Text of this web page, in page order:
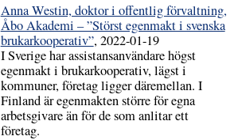
Anna Westin, doktor i offentlig förvaltning,
Åbo Akademi – ”Störst egenmakt i svenska
brukarkooperativ”, 2022-01-19
I Sverige har assistansanvändare högst
egenmakt i brukarkooperativ, lägst i
kommuner, företag ligger däremellan. I
Finland är egenmakten större för egna
arbetsgivare än för de som anlitar ett
företag.